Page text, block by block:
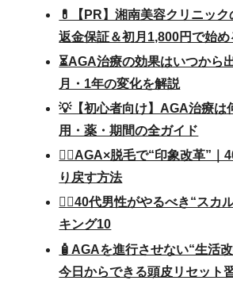
💊【PR】湘南美容クリニッ
返金保証＆初月1,800円で始
⏳AGA治療の効果はいつから
月・1年の変化を解説
💡【初心者向け】AGA治療は
用・薬・期間の全ガイド
💇‍♂️AGA×脱毛で“印象改革”｜
り戻す方法
💆‍♂️40代男性がやるべき“スカ
キング10
🧴AGAを進行させない“生活
今日からできる頭皮リセット